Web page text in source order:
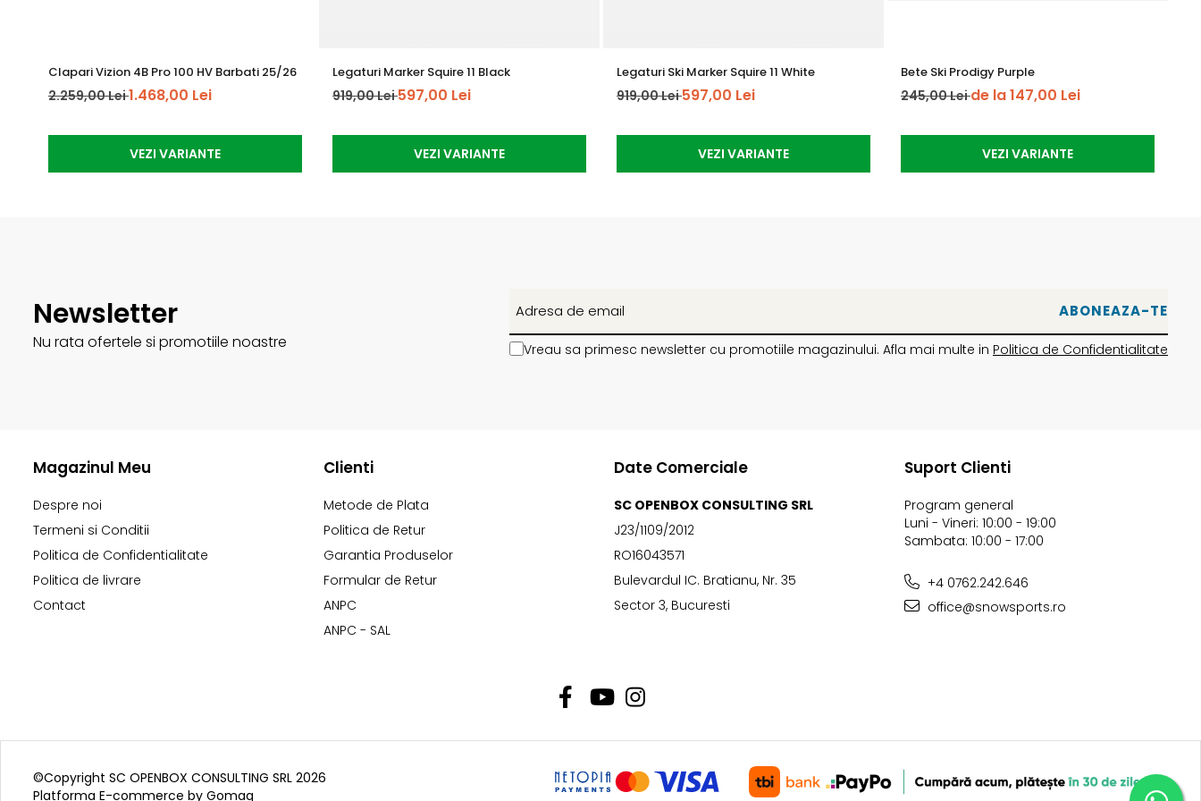
Clapari Vizion 4B Pro 100 HV Barbati 25/26
2.259,00 Lei1.468,00 Lei
VEZI VARIANTE
Legaturi Marker Squire 11 Black
919,00 Lei597,00 Lei
VEZI VARIANTE
Legaturi Ski Marker Squire 11 White
919,00 Lei597,00 Lei
VEZI VARIANTE
Bete Ski Prodigy Purple
245,00 Leide la 147,00 Lei
VEZI VARIANTE
Newsletter
Nu rata ofertele si promotiile noastre Vreau sa primesc newsletter cu promotiile magazinului. Afla mai multe in Politica de Confidentialitate
Magazinul Meu
Despre noi
Termeni si Conditii
Politica de Confidentialitate
Politica de livrare
Contact
Clienti
Metode de Plata
Politica de Retur
Garantia Produselor
Formular de Retur
ANPC
ANPC - SAL
Date Comerciale
SC OPENBOX CONSULTING SRL
J23/1109/2012
RO16043571
Bulevardul IC. Bratianu, Nr. 35
Sector 3, Bucuresti
Suport Clienti
Program general
Luni - Vineri: 10:00 - 19:00
Sambata: 10:00 - 17:00
+4 0762.242.646
office@snowsports.ro
©Copyright SC OPENBOX CONSULTING SRL 2026
Platforma E-commerce by Gomag